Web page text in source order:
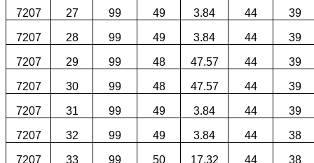
7207 27 99 49 3.84 44 39
7207 28 99 49 3.84 44 39
7207 29 99 48 47.57 44 39
7207 30 99 48 47.57 44 39
7207 31 99 49 3.84 44 39
7207 32 99 49 3.84 44 38
7207 33 99 50 17.32 44 38